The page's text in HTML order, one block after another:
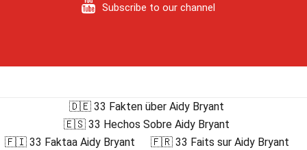
Subscribe to our channel
🇩🇪 33 Fakten über Aidy Bryant
🇪🇸 33 Hechos Sobre Aidy Bryant
🇫🇮 33 Faktaa Aidy Bryant
🇫🇷 33 Faits sur Aidy Bryant